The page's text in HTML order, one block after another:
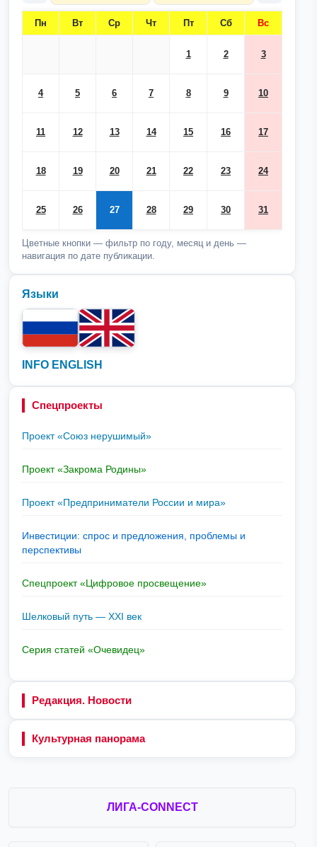
Пн Вт Ср Чт Пт Сб Вс
1 2 3
4 5 6 7 8 9 10
11 12 13 14 15 16 17
18 19 20 21 22 23 24
25 26 27 28 29 30 31
Цветные кнопки — фильтр по году, месяц и день —
навигация по дате публикации.
Языки
INFO ENGLISH
Спецпроекты
Проект «Союз нерушимый»
Проект «Закрома Родины»
Проект «Предприниматели России и мира»
Инвестиции: спрос и предложения, проблемы и
перспективы
Спецпроект «Цифровое просвещение»
Шелковый путь — XXI век
Серия статей «Очевидец»
Редакция. Новости
Культурная панорама
ЛИГА-CONNECT